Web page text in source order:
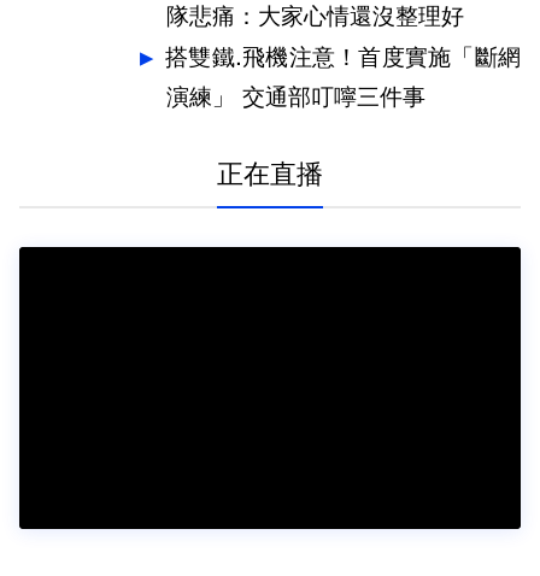
隊悲痛：大家心情還沒整理好
搭雙鐵.飛機注意！首度實施「斷網
演練」 交通部叮嚀三件事
正在直播